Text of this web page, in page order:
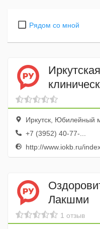
Рядом со мной
центр
Иркутск, Юбилейный
+7 (3952) 40-77-...
http://www.iokb.ru/
Лакшми
1 отзыв